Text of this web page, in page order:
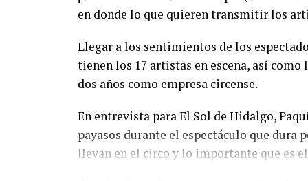
en donde lo que quieren transmitir los
Llegar a los sentimientos de los
tienen los 17 artistas en escena, así
dos años como empresa circense.
En entrevista para El Sol de Hidalgo,
payasos durante el espectáculo que dura
llevan en el circo y lo importante que es